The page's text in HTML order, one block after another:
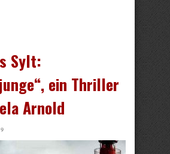
Sylt:
ein Thriller
Arnold